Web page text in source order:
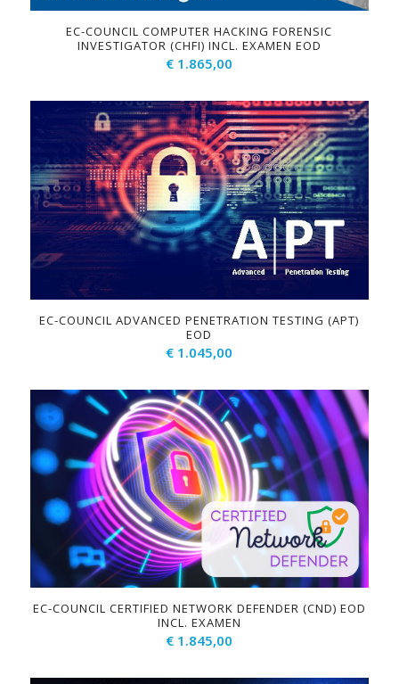
EC-COUNCIL COMPUTER HACKING FORENSIC
INVESTIGATOR (CHFI) INCL. EXAMEN EOD
€ 1.865,00
EC-COUNCIL ADVANCED PENETRATION TESTING (APT)
EOD
€ 1.045,00
EC-COUNCIL CERTIFIED NETWORK DEFENDER (CND) EOD
INCL. EXAMEN
€ 1.845,00